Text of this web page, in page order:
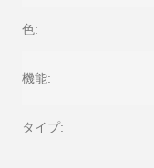
色:
機能:
タイプ: